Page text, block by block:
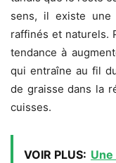
sens, il existe une
raffinés et naturels.
tendance à
qui entraîne au fil
de graisse dans la
cuisses.
VOIR PLUS: